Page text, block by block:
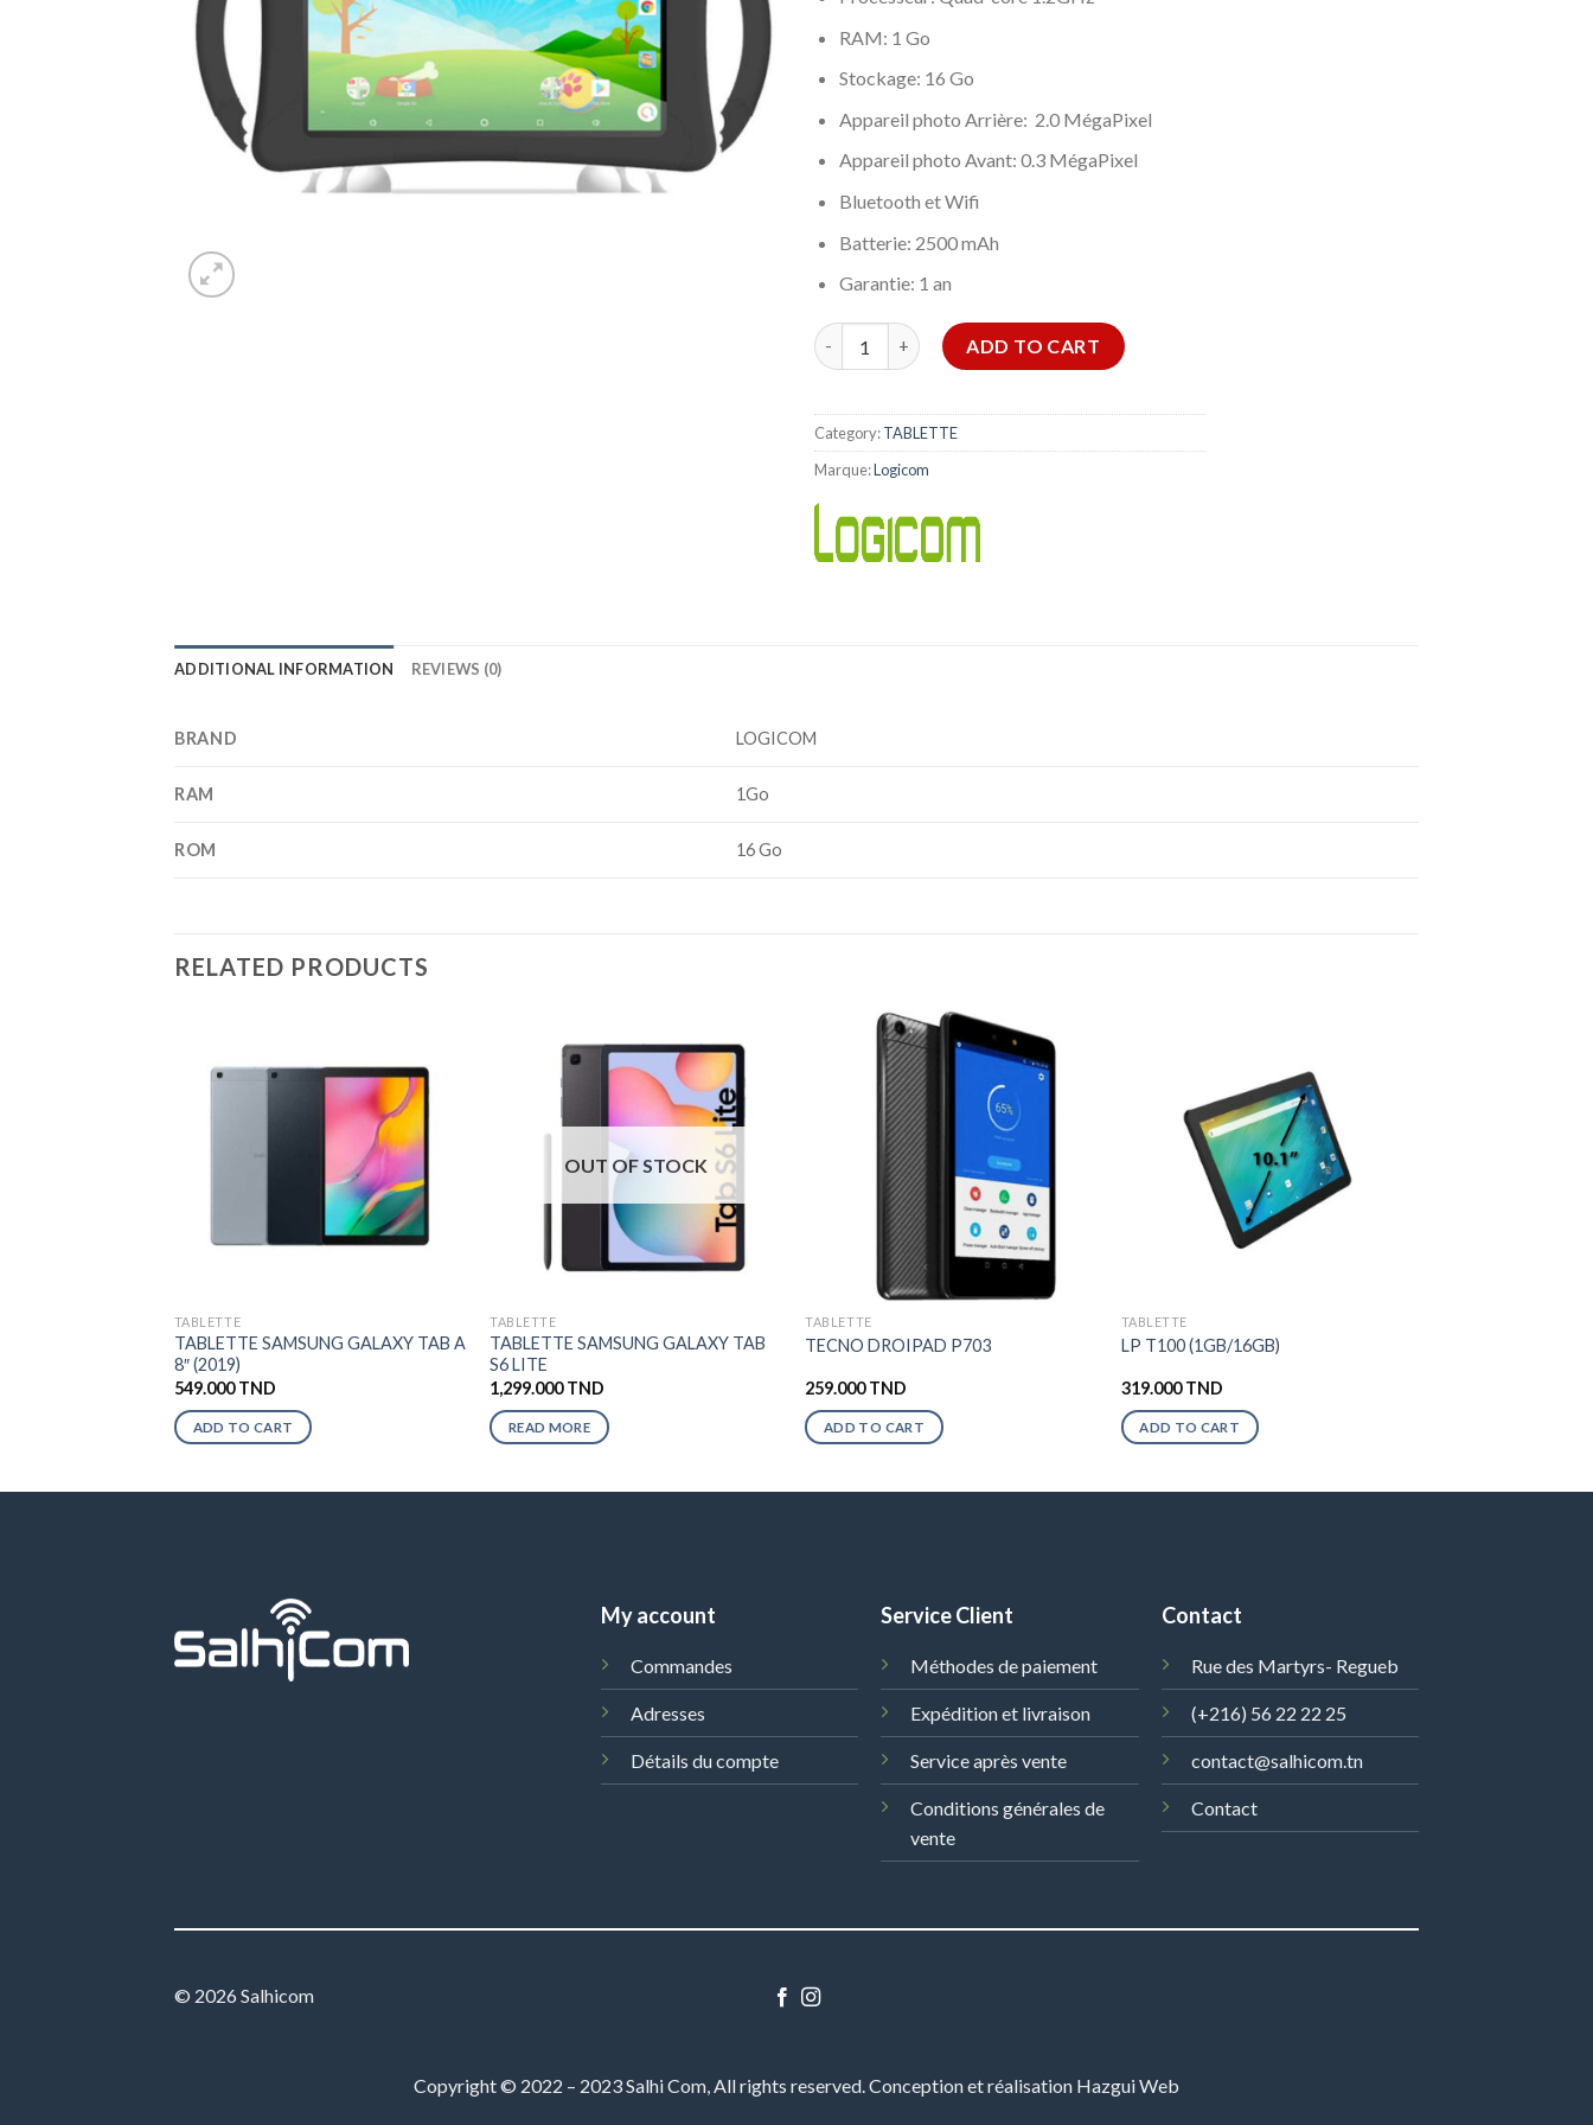
RAM: 1 Go
Stockage: 16 Go
Appareil photo Arrière: 2.0 MégaPixel
Appareil photo Avant: 0.3 MégaPixel
Bluetooth et Wifi
Batterie: 2500 mAh
Garantie: 1 an
LOGICOM LOGIKIDS 5 quantity
ADD TO CART
Category:TABLETTE
Marque:Logicom
ADDITIONAL INFORMATION REVIEWS (0)
BRAND LOGICOM
RAM 1Go
ROM 16 Go
RELATED PRODUCTS
TABLETTE
TABLETTE SAMSUNG GALAXY TAB A
8″ (2019)
549.000TND
ADD TO CART
OUT OF STOCK
TABLETTE
TABLETTE SAMSUNG GALAXY TAB
S6 LITE
1,299.000TND
READ MORE
TABLETTE
TECNO DROIPAD P703
259.000TND
ADD TO CART
TABLETTE
LP T100 (1GB/16GB)
319.000TND
ADD TO CART
My account
Commandes
Adresses
Détails du compte
Service Client
Méthodes de paiement
Expédition et livraison
Service après vente
Conditions générales de
vente
Contact
Rue des Martyrs- Regueb
(+216) 56 22 22 25
contact@salhicom.tn
Contact
© 2026 Salhicom
Copyright © 2022 – 2023 Salhi Com, All rights reserved. Conception et réalisation Hazgui Web